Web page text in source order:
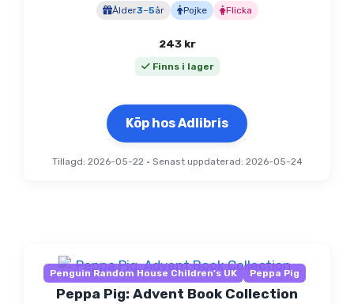
Ålder3–5år Pojke Flicka
243 kr
Finns i lager
Köp hos Adlibris
Tillagd: 2026-05-22• Senast uppdaterad: 2026-05-24
Penguin Random House Children's UK Peppa Pig
Peppa Pig: Advent Book Collection